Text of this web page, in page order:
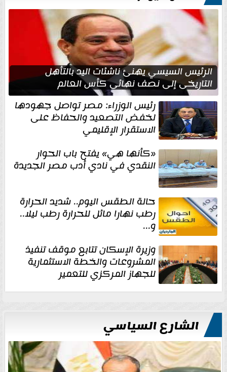
الرئيس السيسي يهنئ ناشئات اليد بالتأهل
التاريخي إلى نصف نهائي كأس العالم
رئيس الوزراء: مصر تواصل جهودها
لخفض التصعيد والحفاظ على
الاستقرار الإقليمي
«كأنها هي» يفتح باب الحوار
النقدي في نادي أدب مصر الجديدة
حالة الطقس اليوم.. شديد الحرارة
رطب نهارا مائل للحرارة رطب ليلا..
و...
وزيرة الإسكان تتابع موقف تنفيذ
المشروعات والخطة الاستثمارية
للجهاز المركزي للتعمير
الشارع السياسي